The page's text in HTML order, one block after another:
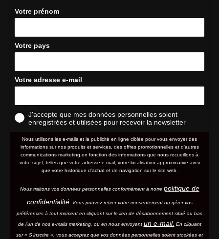
Votre prénom
Votre pays
Votre adresse e-mail
J'accepte que mes données personnelles soient
enregistrées et utilisées pour recevoir la newsletter
Nous utilisons les e-mails et la publicité en ligne ciblée pour vous envoyer des
informations sur nos produits et services, des offres promotionnelles et d'autres
communications marketing en fonction des informations que nous recueillons à
votre sujet, telles que votre adresse e-mail, votre localisation approximative ainsi
que votre historique d'achat et de navigation sur le site web.
Nous traitons vos données personnelles conformément à notre politique de
confidentialité. Vous pouvez retirer votre consentement ou gérer vos
préférences à tout moment en cliquant sur le lien de désabonnement situé au bas
de l'un de nos e-mails marketing, ou en nous envoyant un e-mail. En cliquant
sur « S'inscrire », vous acceptez que vos données personnelles soient stockées et